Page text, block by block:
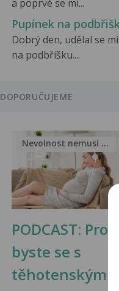
a poprvé se mi...
Pupínek na
Dobrý den, udělal se
na podbříšku....
DOPORUČUJEME
PODCAST: Proč
byste se s
těhotenskými
Nevolnost nemusí být nutnou...